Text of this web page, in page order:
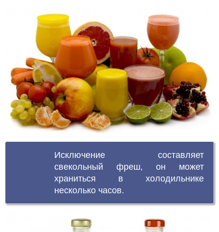
Исключение составляет
свекольный фреш, он может
храниться в холодильнике
несколько часов.